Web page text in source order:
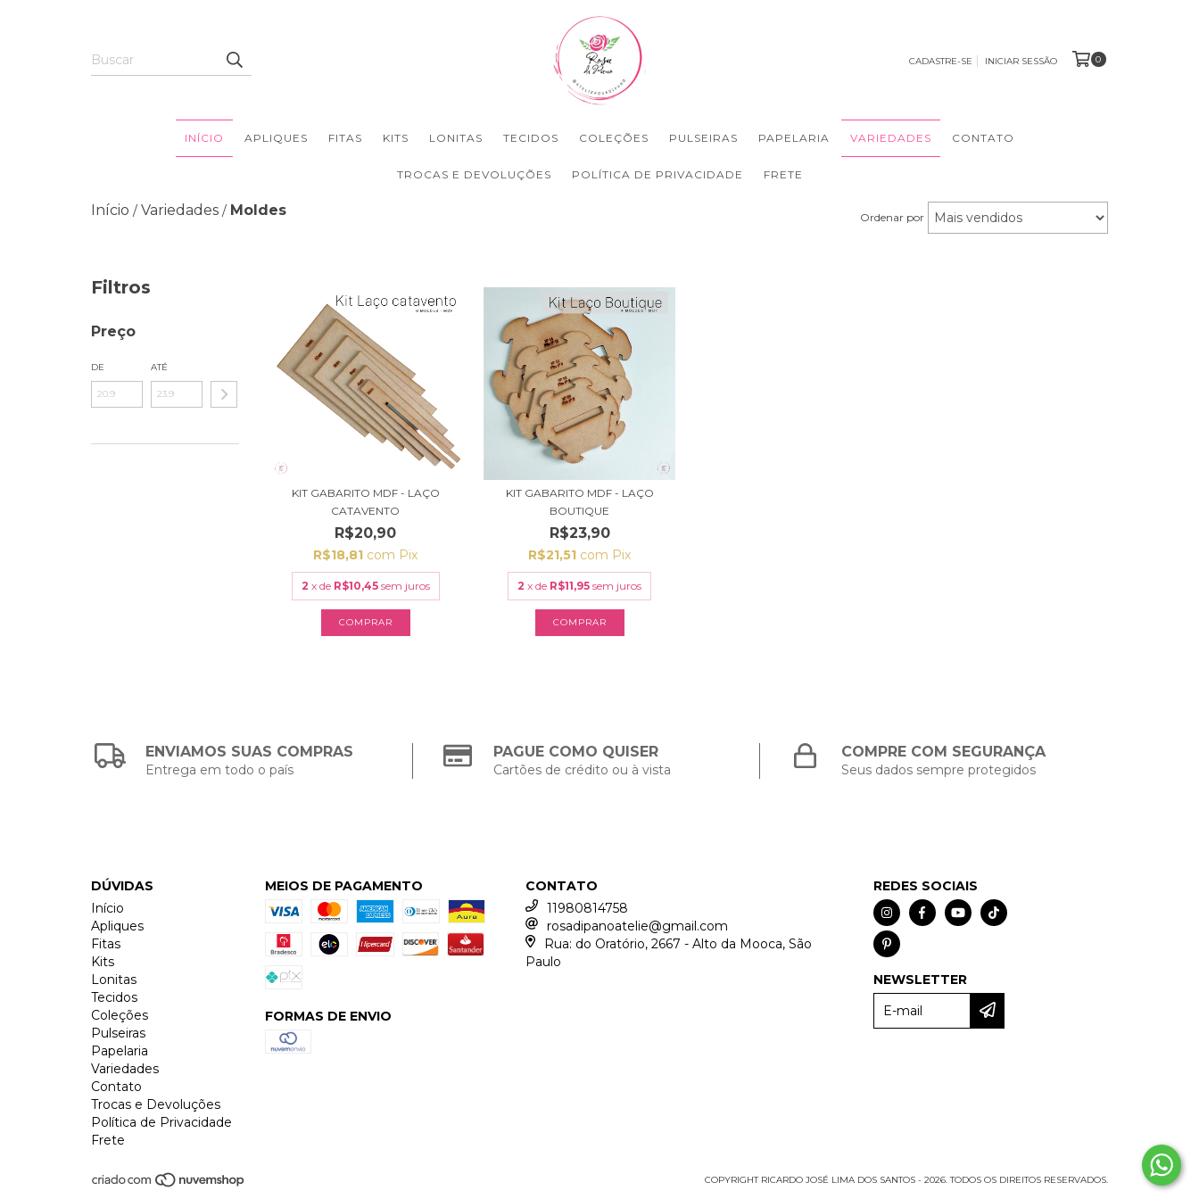
CADASTRE-SE INICIAR SESSÃO 0
INÍCIO APLIQUES FITAS KITS LONITAS TECIDOS COLEÇÕES PULSEIRAS PAPELARIA VARIEDADES CONTATO
TROCAS E DEVOLUÇÕES POLÍTICA DE PRIVACIDADE FRETE
Início / Variedades / Moldes Ordenar por
Filtros
Preço
DE ATÉ
KIT GABARITO MDF - LAÇO
CATAVENTO
R$20,90
R$18,81 com Pix
2 x de R$10,45 sem juros
KIT GABARITO MDF - LAÇO
BOUTIQUE
R$23,90
R$21,51 com Pix
2 x de R$11,95 sem juros
ENVIAMOS SUAS COMPRAS
Entrega em todo o país
PAGUE COMO QUISER
Cartões de crédito ou à vista
COMPRE COM SEGURANÇA
Seus dados sempre protegidos
DÚVIDAS
Início
Apliques
Fitas
Kits
Lonitas
Tecidos
Coleções
Pulseiras
Papelaria
Variedades
Contato
Trocas e Devoluções
Política de Privacidade
Frete
MEIOS DE PAGAMENTO
FORMAS DE ENVIO
CONTATO
11980814758
rosadipanoatelie@gmail.com
Rua: do Oratório, 2667 - Alto da Mooca, São
Paulo
REDES SOCIAIS
NEWSLETTER
COPYRIGHT RICARDO JOSÉ LIMA DOS SANTOS - 2026. TODOS OS DIREITOS RESERVADOS.